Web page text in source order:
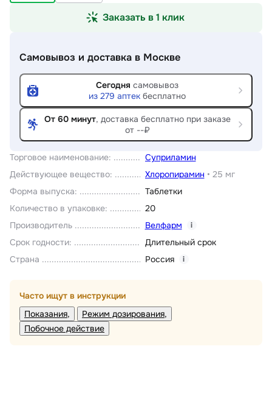
Торговое наименование:
Суприламин
Действующее вещество: Хлоропирамин • 25 мг
Форма выпуска:
Таблетки
Количество в упаковке:
20
Производитель
Велфарм i
Срок годности:
Длительный срок
Страна
Россия i
Часто ищут в инструкции
Показания
Режим дозирования
Побочное действие
Заказать в 1 клик
Самовывоз и доставка в Москве
Сегодня самовывоз
из 279 аптек бесплатно
От 60 минут, доставка бесплатно при заказе
от --₽